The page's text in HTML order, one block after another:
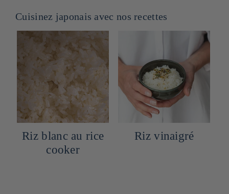
Cuisinez japonais avec nos recettes
Riz vinaigré Gyudon